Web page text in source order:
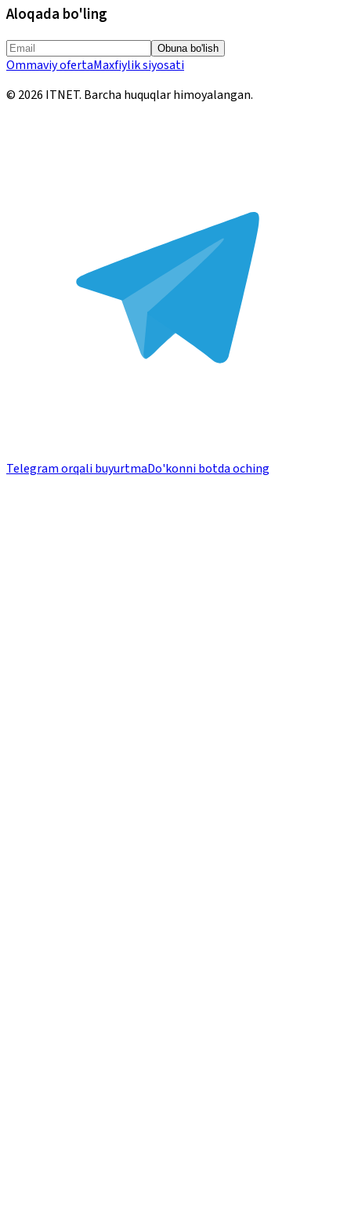
Aloqada bo'ling
Obuna bo'lish
Ommaviy ofertaMaxfiylik siyosati
© 2026 ITNET. Barcha huquqlar himoyalangan.
Telegram orqali buyurtmaDo'konni botda oching